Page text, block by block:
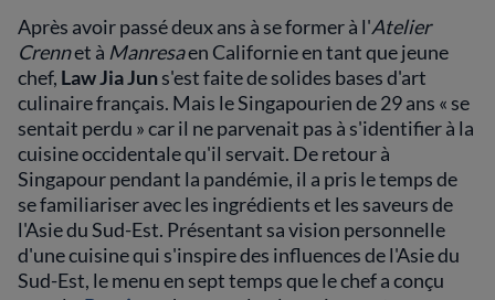
Après avoir passé deux ans à se former à l'Atelier
Crennet à Manresaen Californie en tant que jeune
chef, Law Jia Juns'est faite de solides bases d'art
culinaire français. Mais le Singapourien de 29 ans « se
sentait perdu » car il ne parvenait pas à s'identifier à la
cuisine occidentale qu'il servait. De retour à
Singapour pendant la pandémie, il a pris le temps de
se familiariser avec les ingrédients et les saveurs de
l'Asie du Sud-Est. Présentant sa vision personnelle
d'une cuisine qui s'inspire des influences de l'Asie du
Sud-Est, le menu en sept temps que le chef a conçu